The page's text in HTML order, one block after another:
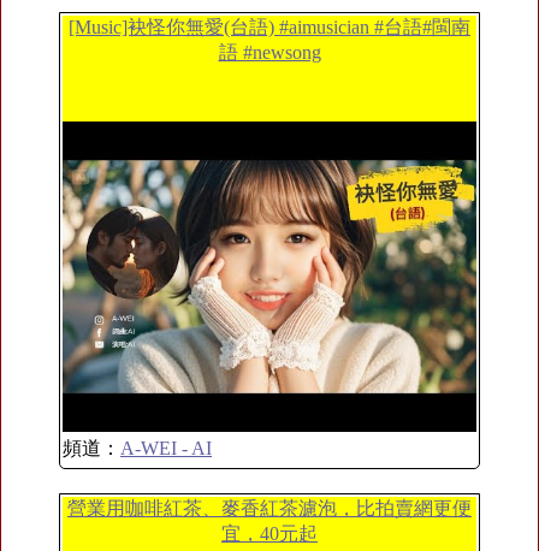
[Music]袂怪你無愛(台語) #aimusician #台語#閩南
語 #newsong
頻道： A-WEI - AI
營業用咖啡紅茶、麥香紅茶濾泡，比拍賣網更便
宜，40元起